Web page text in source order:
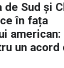
de Sud și
în fața
american:
un acord